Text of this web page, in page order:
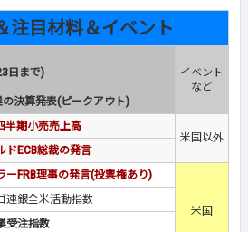
注目材料＆イベント
日まで)
決算発表(ピークアウト)
イベント
など
半期小売売上高
米国以外
ドECB総裁の発言
ーFRB理事の発言(投票権あり)
米国
連銀全米活動指数
受注指数